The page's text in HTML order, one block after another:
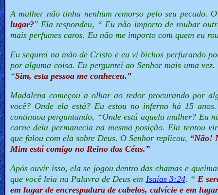
A mulher não tinha nenhum remorso pelo seu pecado.
lugar?" Ela respondeu, “ Eu não importo de roubar
mais perfumes caros. Eu não me importo com quem eu
Eu segurei na mão de Cristo e eu vi bichos perfurando
por alguma coisa. Eu perguntei ao Senhor mais uma vez.
“Sim, esta pessoa me conheceu.”
Madalena começou a olhar ao redor procurando por
você? Onde ela está? Eu estou no inferno há 15
continuou perguntando, “Onde está aquela mulher? Eu
carne dela permanecia na mesma posição. Ela tentou
que falou com ela sobre Deus. O Senhor replicou, “Não!
Mim está comigo no Reino dos Céus.”
Após ouvir isso, ela se jogou dentro das chamas e
que você leia na Palavra de Deus em Isaías 3:24. “ E
em lugar de encrespadura de cabelos, calvície e em